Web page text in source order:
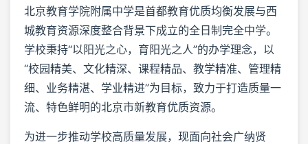
北京教育学院附属中学是首都教育优质均衡发展与西
城教育资源深度整合背景下成立的全日制完全中学。
学校秉持“以阳光之心，育阳光之人”的办学理念，以
“校园精美、文化精深、课程精品、教学精准、管理精
细、业务精湛、学业精进”为目标，致力于打造质量一
流、特色鲜明的北京市新教育优质资源。
为进一步推动学校高质量发展，现面向社会广纳贤